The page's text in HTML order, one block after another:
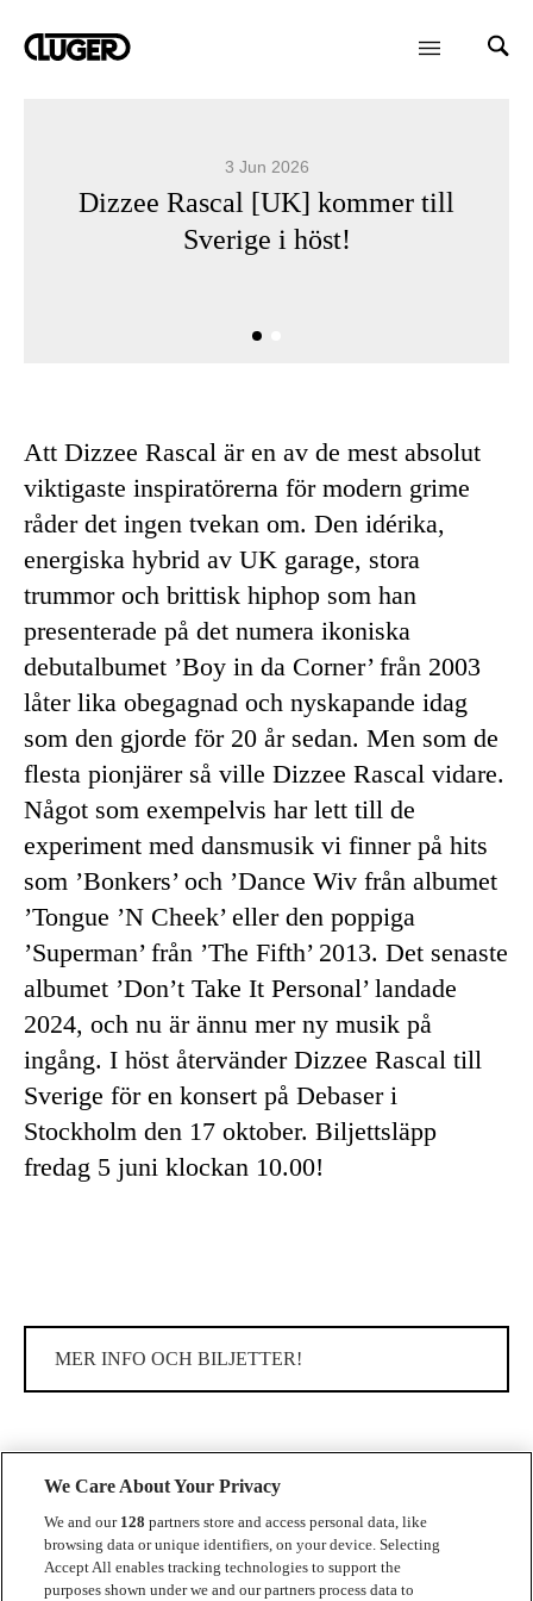
3 Jun 2026
Dizzee Rascal [UK] kommer till
Sverige i höst!
Att Dizzee Rascal är en av de mest absolut
viktigaste inspiratörerna för modern grime
råder det ingen tvekan om. Den idérika,
energiska hybrid av UK garage, stora
trummor och brittisk hiphop som han
presenterade på det numera ikoniska
debutalbumet ’Boy in da Corner’ från 2003
låter lika obegagnad och nyskapande idag
som den gjorde för 20 år sedan. Men som de
flesta pionjärer så ville Dizzee Rascal vidare.
Något som exempelvis har lett till de
experiment med dansmusik vi finner på hits
som ’Bonkers’ och ’Dance Wiv från albumet
’Tongue ’N Cheek’ eller den poppiga
’Superman’ från ’The Fifth’ 2013. Det senaste
albumet ’Don’t Take It Personal’ landade
2024, och nu är ännu mer ny musik på
ingång. I höst återvänder Dizzee Rascal till
Sverige för en konsert på Debaser i
Stockholm den 17 oktober. Biljettsläpp
fredag 5 juni klockan 10.00!
MER INFO OCH BILJETTER!
Kontakt
We Care About Your Privacy
We and our 128 partners store and access personal data, like
browsing data or unique identifiers, on your device. Selecting
Accept All enables tracking technologies to support the
purposes shown under we and our partners process data to